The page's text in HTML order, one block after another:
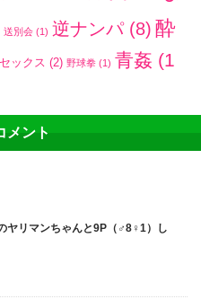
送別会 (1) 逆ナンパ(8) 酔
ックス (2) 野球拳 (1) 青姦 (1
メント
ヤリマンちゃんと9P（♂8♀1）し